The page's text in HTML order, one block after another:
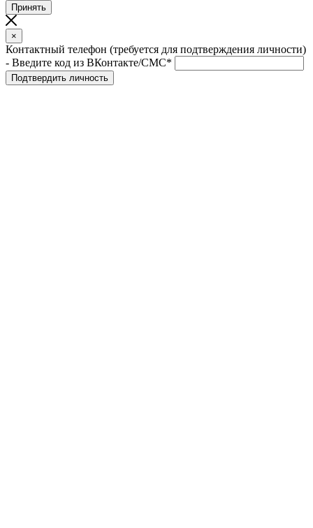
Принять
×
Контактный телефон (требуется для подтверждения личности)
- Введите код из ВКонтакте/СМС*
Подтвердить личность